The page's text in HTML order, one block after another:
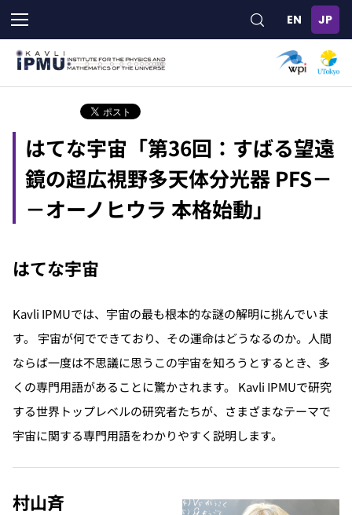
メ
イ
ン
はてな宇宙「第36回：すばる望遠
鏡の超広視野多天体分光器 PFS－
－オーノヒウラ 本格始動」
はてな宇宙
Kavli IPMUでは、宇宙の最も根本的な謎の解明に挑んでいま
す。 宇宙が何でできており、その運命はどうなるのか。人間
ならば一度は不思議に思うこの宇宙を知ろうとするとき、多
くの専門用語があることに驚かされます。 Kavli IPMUで研究
する世界トップレベルの研究者たちが、さまざまなテーマで
宇宙に関する専門用語をわかりやすく説明します。
村山斉